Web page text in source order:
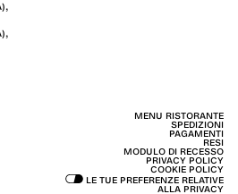
MENU RISTORANTE
SPEDIZIONI
PAGAMENTI
RESI
MODULO DI RECESSO
PRIVACY POLICY
COOKIE POLICY
LE TUE PREFERENZE RELATIVE
ALLA PRIVACY